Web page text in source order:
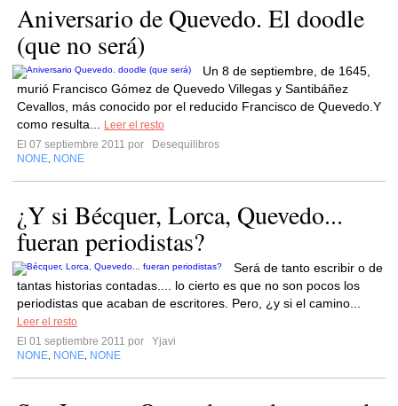
Aniversario de Quevedo. El doodle
(que no será)
Un 8 de septiembre, de 1645,
murió Francisco Gómez de Quevedo Villegas y Santibáñez
Cevallos, más conocido por el reducido Francisco de Quevedo.Y
como resulta...
Leer el resto
El 07 septiembre 2011 por
Desequilibros
NONE NONE
¿Y si Bécquer, Lorca, Quevedo...
fueran periodistas?
Será de tanto escribir o de
tantas historias contadas.... lo cierto es que no son pocos los
periodistas que acaban de escritores. Pero, ¿y si el camino...
Leer el resto
El 01 septiembre 2011 por
Yjavi
NONE NONE NONE